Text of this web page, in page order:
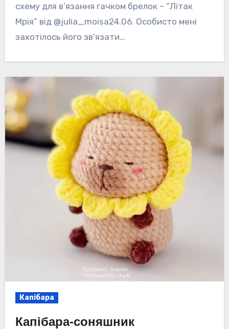
схему для в’язання гачком брелок – “Літак
Мрія” від @julia_moisa24.06. Особисто мені
захотілось його зв’язати…
Капібара
Капібара-соняшник